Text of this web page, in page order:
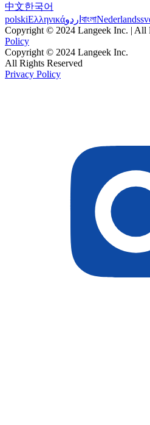
中文한국어
polskiΕλληνικάاردو বাংলাNederlands
Copyright © 2024 Langeek Inc. | All
Policy
Copyright © 2024 Langeek Inc.
All Rights Reserved
Privacy Policy